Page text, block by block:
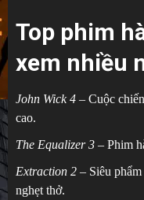
Top phim
xem nhiều
John Wick 4 – Cuộc
cao.
The Equalizer 3 – Phim
Extraction 2 – Siêu
nghẹt thở.